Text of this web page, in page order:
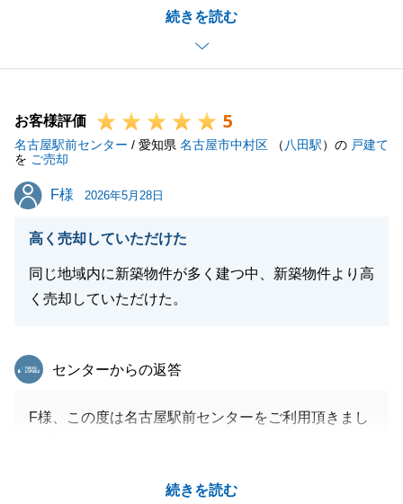
続きを読む
て御礼申し上げます。
今回はS様が遠方にお住まいということもあり、お手
続きにあたりご不安な点も多々おありだったかと存じ
そのような中、S様のご協力もあり、
無事にお引き渡しまで完了し、微力ながらお力になれ
ましたことを何より光栄に存じます。
今後ともお困り事がありましたら是非ともご連絡いた
よろしくお願い申し上げます。
お客様評価 5
名古屋駅前センター / 愛知県 名古屋市中村区 （ 八田駅）の 戸建て
を ご売却
F様
F様 2026年5月28日
高く売却していただけた
同じ地域内に新築物件が多く建つ中、新築物件より高
く売却していただけた。
続きを読む
東急リバブル
センターからの返答
F様、この度は名古屋駅前センターをご利用頂きまし
宅より安く販売されている中、一組目のご案内で成約